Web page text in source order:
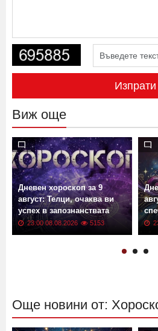
Изпрати
Виж още
Дневен хороскоп за 9
август: Телци, очаква ви
успех в запознанствата
23:00 08.08.2026 5153
Още новини от: